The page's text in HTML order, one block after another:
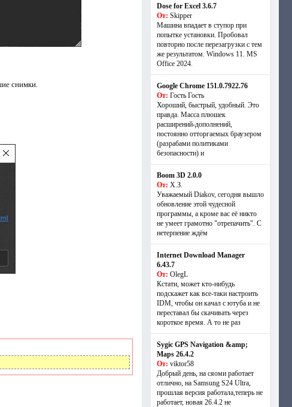
снимки.
Dose for Excel 3.6.7
От: Skipper
Машина впадает в ступор при
попытке установки. Пробовал
повторно после перезагрузки с тем
же результатом. Windows 11. MS
Offiсe 2024.
Google Chrome 151.0.7922.76
От: Гость Гость
Хороший, быстрый, удобный. Это
правда. Масса плюшек
расширений-дополнений,
постоянно отторгаемых браузером
(разрабами политиками
безопасности) и
Boom 3D 2.0.0
От: Х.З.
Уважаемый Diakov, сегодня вышло
обновление этой чудесной
программы, а кроме вас её никто
не умеет грамотно "отрепачить". С
нетерпение ждём
Internet Download Manager
6.43.7
От: OlegL
Кстати, может кто-нибудь
подскажет как все-таки настроить
IDM, чтобы он качал с ютуба и не
переставал бы скачивать через
короткое время. А то не раз
Sygic GPS Navigation &amp;
Maps 26.4.2
От: viktor58
Добрый день, на сяоми работает
отлично, на Samsung S24 Ultra,
прошлая версия работала,теперь не
работает, новая 26.4.2 не